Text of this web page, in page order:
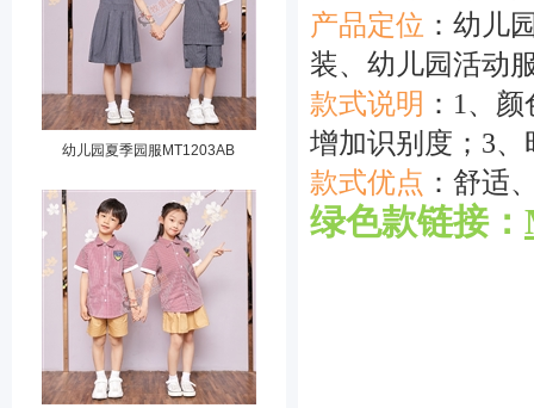
幼儿园夏季园服MT1203AB
产品定位 ：幼儿
装、幼儿园活动
款式说明 ：1、
增加识别度；3
款式优点 ：舒适
绿色款链接：